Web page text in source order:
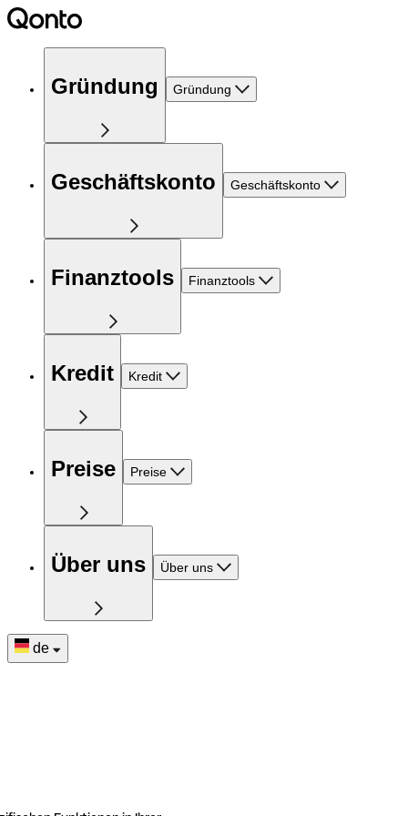
Gründung Gründung
Geschäftskonto Geschäftskonto
Finanztools Finanztools
Kredit Kredit
Preise Preise
Über uns Über uns
de